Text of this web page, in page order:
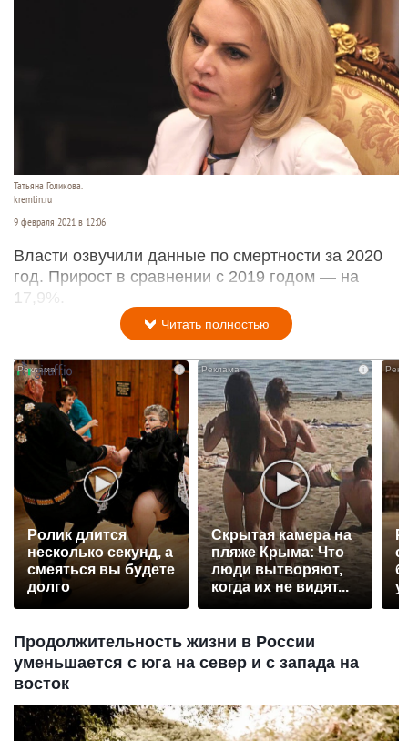
Татьяна Голикова.
kremlin.ru
9 февраля 2021 в 12:06
Власти озвучили данные по смертности за 2020
год. Прирост в сравнении с 2019 годом — на
17,9%.
Читать полностью
Ролик длится
несколько секунд, а
смеяться вы будете
долго
i
Скрытая камера на
пляже Крыма: Что
люди вытворяют,
когда их не видят...
Продолжительность жизни в России
уменьшается с юга на север и с запада на
восток